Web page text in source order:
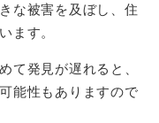
な被害を及ぼし、住
ます。
て発見が遅れると、
能性もありますので